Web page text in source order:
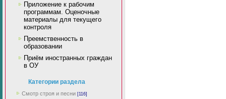
Приложение к рабочим
программам. Оценочные
материалы для текущего
контроля
Преемственность в
образовании
Приём иностранных граждан
в ОУ
Категории раздела
Смотр строя и песни [116]